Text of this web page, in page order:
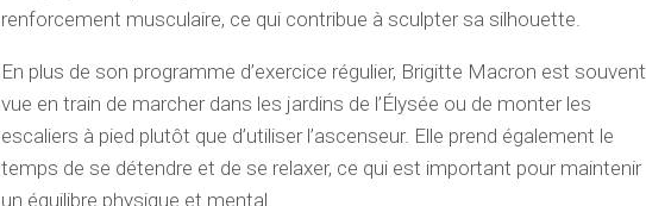
renforcement musculaire, ce qui contribue à sculpter sa silhouette.
En plus de son programme d’exercice régulier, Brigitte Macron est souvent
vue en train de marcher dans les jardins de l’Élysée ou de monter les
escaliers à pied plutôt que d’utiliser l’ascenseur. Elle prend également le
temps de se détendre et de se relaxer, ce qui est important pour maintenir
un équilibre physique et mental.